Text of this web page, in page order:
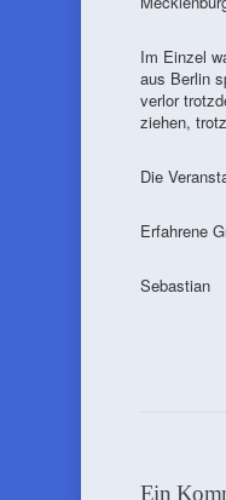
Im Einzel
aus Berlin
verlor
ziehen,
Die
Erfahrene
Sebastian
Ein